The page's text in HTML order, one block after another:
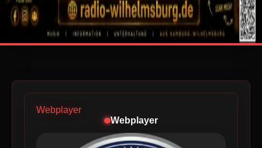
Webplayer
Webplayer